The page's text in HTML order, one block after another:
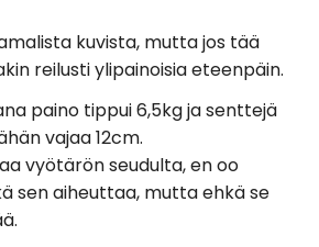
kuvista, mutta jos tää
reilusti ylipainoisia eteenpäin.
paino tippui 6,5kg ja senttejä
vajaa 12cm.
vyötärön seudulta, en oo
sen aiheuttaa, mutta ehkä se